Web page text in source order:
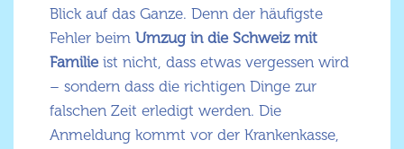
Blick auf das Ganze. Denn der häufigste
Fehler beim Umzug in die Schweiz mit
Familie ist nicht, dass etwas vergessen wird
– sondern dass die richtigen Dinge zur
falschen Zeit erledigt werden. Die
Anmeldung kommt vor der Krankenkasse,